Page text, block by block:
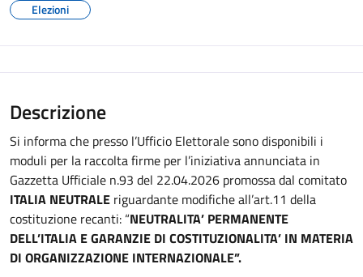
Elezioni
Descrizione
Si informa che presso l’Ufficio Elettorale sono disponibili i
moduli per la raccolta firme per l’iniziativa annunciata in
Gazzetta Ufficiale n.93 del 22.04.2026 promossa dal comitato
ITALIA NEUTRALE riguardante modifiche all’art.11 della
costituzione recanti: “NEUTRALITA’ PERMANENTE
DELL’ITALIA E GARANZIE DI COSTITUZIONALITA’ IN MATERIA
DI ORGANIZZAZIONE INTERNAZIONALE”.